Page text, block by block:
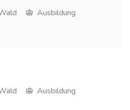
Ausbildung
Ausbildung